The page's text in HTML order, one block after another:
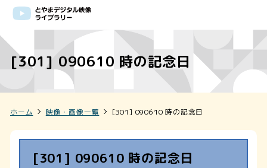
[301] 090610 時の記念日
ホーム 映像・画像一覧 [301] 090610 時の記念日
[301] 090610 時の記念日